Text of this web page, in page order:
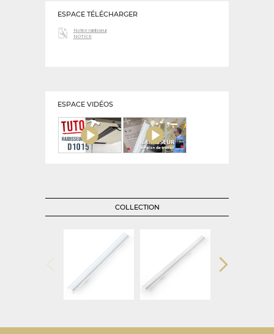
ESPACE TÉLÉCHARGER
Notice raidisseur
NOTICE
ESPACE VIDÉOS
COLLECTION